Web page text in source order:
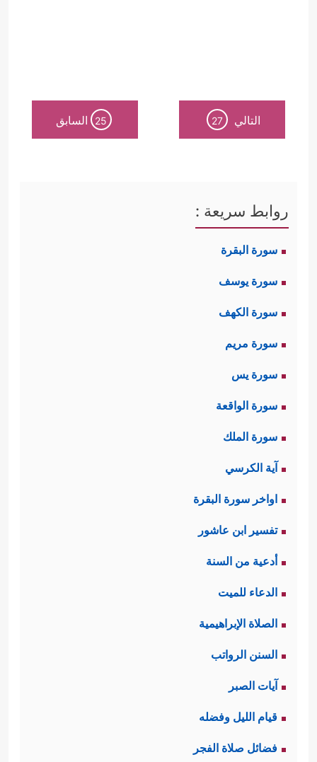
التالي 27
25 السابق
روابط سريعة :
سورة البقرة
سورة يوسف
سورة الكهف
سورة مريم
سورة يس
سورة الواقعة
سورة الملك
آية الكرسي
اواخر سورة البقرة
تفسير ابن عاشور
أدعية من السنة
الدعاء للميت
الصلاة الإبراهيمية
السنن الرواتب
آيات الصبر
قيام الليل وفضله
فضائل صلاة الفجر